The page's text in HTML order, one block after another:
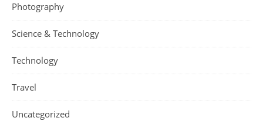
Photography
Science & Technology
Technology
Travel
Uncategorized